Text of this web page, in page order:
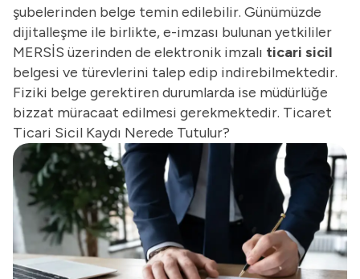
şubelerinden belge temin edilebilir. Günümüzde
dijitalleşme ile birlikte, e-imzası bulunan yetkililer
MERSİS üzerinden de elektronik imzalı ticari sicil
belgesi ve türevlerini talep edip indirebilmektedir.
Fiziki belge gerektiren durumlarda ise müdürlüğe
bizzat müracaat edilmesi gerekmektedir. Ticaret
Ticari Sicil Kaydı Nerede Tutulur?